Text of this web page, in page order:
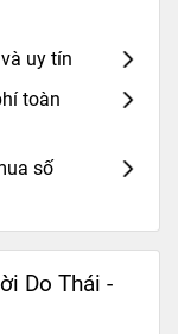
uy tín
toàn
số
Do Thái -